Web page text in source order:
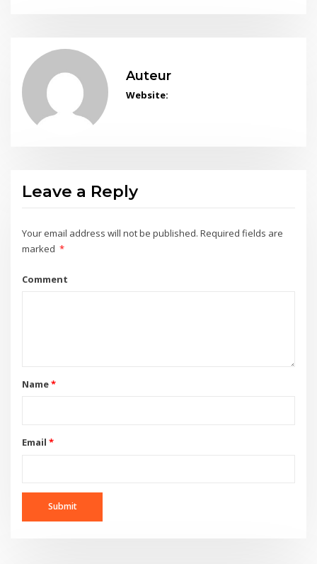
Auteur
Website:
Leave a Reply
Your email address will not be published. Required fields are
marked *
Comment
Name*
Email *